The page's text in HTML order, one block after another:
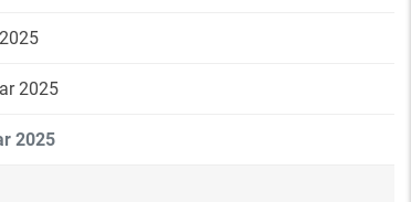
2025
2025